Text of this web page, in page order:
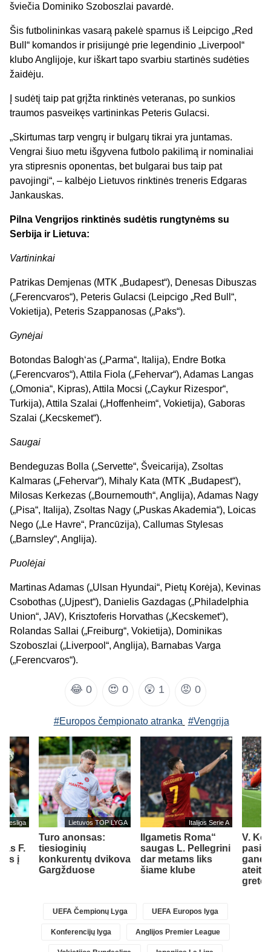
šviečia Dominiko Szoboszlai pavardė.
Šis futbolininkas vasarą pakelė sparnus iš Leipcigo „Red
Bull“ komandos ir prisijungė prie legendinio „Liverpool“
klubo Anglijoje, kur iškart tapo svarbiu startinės sudėties
žaidėju.
Į sudėtį taip pat grįžta rinktinės veteranas, po sunkios
traumos pasveikęs vartininkas Peteris Gulacsi.
„Skirtumas tarp vengrų ir bulgarų tikrai yra juntamas.
Vengrai šiuo metu išgyvena futbolo pakilimą ir nominaliai
yra stipresnis oponentas, bet bulgarai bus taip pat
pavojingi“, – kalbėjo Lietuvos rinktinės treneris Edgaras
Jankauskas.
Pilna Vengrijos rinktinės sudėtis rungtynėms su
Serbija ir Lietuva:
Vartininkai
Patrikas Demjenas (MTK „Budapest“), Denesas Dibuszas
(„Ferencvaros“), Peteris Gulacsi (Leipcigo „Red Bull“,
Vokietija), Peteris Szappanosas („Paks“).
Gynėjai
Botondas Balogh‘as („Parma“, Italija), Endre Botka
(„Ferencvaros“), Attila Fiola („Fehervar“), Adamas Langas
(„Omonia“, Kipras), Attila Mocsi („Caykur Rizespor“,
Turkija), Attila Szalai („Hoffenheim“, Vokietija), Gaboras
Szalai („Kecskemet“).
Saugai
Bendeguzas Bolla („Servette“, Šveicarija), Zsoltas
Kalmaras („Fehervar“), Mihaly Kata (MTK „Budapest“),
Milosas Kerkezas („Bournemouth“, Anglija), Adamas Nagy
(„Pisa“, Italija), Zsoltas Nagy („Puskas Akademia“), Loicas
Nego („Le Havre“, Prancūzija), Callumas Stylesas
(„Barnsley“, Anglija).
Puolėjai
Martinas Adamas („Ulsan Hyundai“, Pietų Korėja), Kevinas
Csobothas („Ujpest“), Danielis Gazdagas („Philadelphia
Union“, JAV), Krisztoferis Horvathas („Kecskemet“),
Rolandas Sallai („Freiburg“, Vokietija), Dominikas
Szoboszlai („Liverpool“, Anglija), Barnabas Varga
(„Ferencvaros“).
😂 0 😍 0 😲 1 😡 0
#Europos čempionato atranka #Vengrija
F.
į
Lietuvos TOP LYGA
Turo anonsas:
tiesioginių
konkurentų dvikova
Gargžduose
Italijos Serie A
Ilgametis Roma“
saugas L. Pellegrini
dar metams liks
šiame klube
V.
UEFA Čempionų Lyga UEFA Europos lyga
Konferencijų lyga Anglijos Premier League